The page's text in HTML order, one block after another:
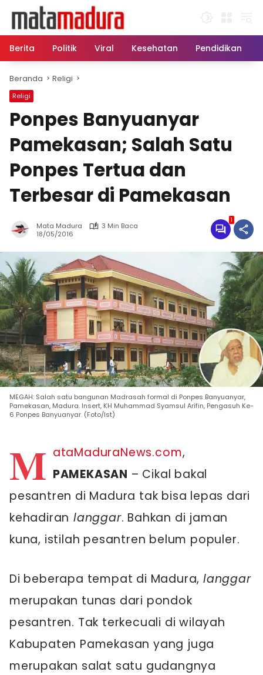
konten
Berita
Politik Viral Kesehatan Pendidikan
Beranda Religi
Religi
Ponpes Banyuanyar
Pamekasan; Salah Satu
Ponpes Tertua dan
Terbesar di Pamekasan
Mata Madura
3 Min Baca
18/05/2016
1
MEGAH: Salah satu bangunan Madrasah formal di Ponpes Banyuanyar,
Pamekasan, Madura. Insert, KH Muhammad Syamsul Arifin, Pengasuh Ke-
6 Ponpes Banyuanyar. (Foto/Ist)
M ataMaduraNews.com,
PAMEKASAN – Cikal bakal
pesantren di Madura tak bisa lepas dari
kehadiran langgar. Bahkan di jaman
kuna, istilah pesantren belum populer.
Di beberapa tempat di Madura, langgar
merupakan tunas dari pondok
pesantren. Tak terkecuali di wilayah
Kabupaten Pamekasan yang juga
merupakan salat satu gudangnya